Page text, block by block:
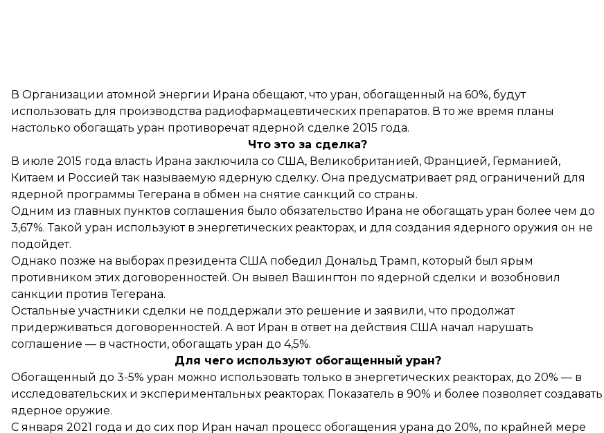
В Организации атомной энергии Ирана обещают, что уран, обогащенный на 60%, будут
использовать для производства радиофармацевтических препаратов. В то же время планы
настолько обогащать уран противоречат ядерной сделке 2015 года.
Что это за сделка?
В июле 2015 года власть Ирана заключила со США, Великобританией, Францией, Германией,
Китаем и Россией так называемую ядерную сделку. Она предусматривает ряд ограничений для
ядерной программы Тегерана в обмен на снятие санкций со страны.
Одним из главных пунктов соглашения было обязательство Ирана не обогащать уран более чем до
3,67%. Такой уран используют в энергетических реакторах, и для создания ядерного оружия он не
подойдет.
Однако позже на выборах президента США победил Дональд Трамп, который был ярым
противником этих договоренностей. Он вывел Вашингтон по ядерной сделки и возобновил
санкции против Тегерана.
Остальные участники сделки не поддержали это решение и заявили, что продолжат
придерживаться договоренностей. А вот Иран в ответ на действия США начал нарушать
соглашение — в частности, обогащать уран до 4,5%.
Для чего используют обогащенный уран?
Обогащенный до 3-5% уран можно использовать только в энергетических реакторах, до 20% — в
исследовательских и экспериментальных реакторах. Показатель в 90% и более позволяет создавать
ядерное оружие.
С января 2021 года и до сих пор Иран начал процесс обогащения урана до 20%, по крайней мере